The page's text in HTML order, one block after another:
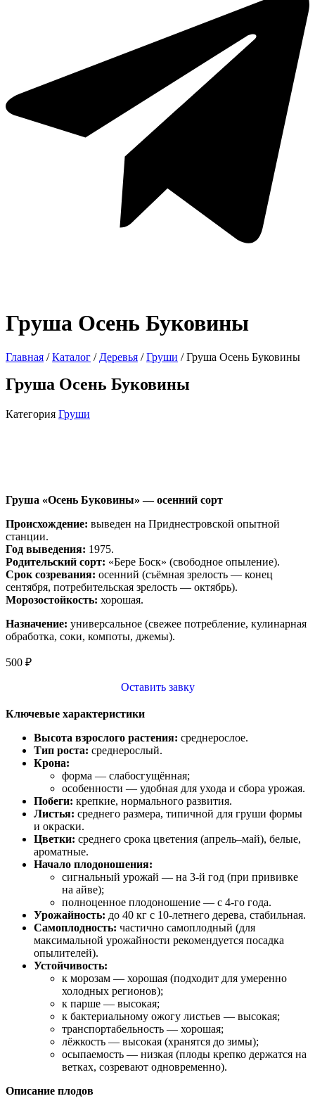
Груша Осень Буковины
Главная /Каталог / Деревья /Груши / Груша Осень Буковины
Груша Осень Буковины
Категория Груши
Груша «Осень Буковины» — осенний сорт
Происхождение: выведен на Приднестровской опытной
станции.
Год выведения: 1975.
Родительский сорт: «Бере Боск» (свободное опыление).
Срок созревания: осенний (съёмная зрелость — конец
сентября, потребительская зрелость — октябрь).
Морозостойкость: хорошая.
Назначение: универсальное (свежее потребление, кулинарная
обработка, соки, компоты, джемы).
500 ₽
Оставить завку
Ключевые характеристики
Высота взрослого растения: среднерослое.
Тип роста: среднерослый.
Крона:
форма — слабосгущённая;
особенности — удобная для ухода и сбора урожая.
Побеги: крепкие, нормального развития.
Листья: среднего размера, типичной для груши формы
и окраски.
Цветки: среднего срока цветения (апрель–май), белые,
ароматные.
Начало плодоношения:
сигнальный урожай — на 3‑й год (при прививке
на айве);
полноценное плодоношение — с 4‑го года.
Урожайность: до 40 кг с 10‑летнего дерева, стабильная.
Самоплодность: частично самоплодный (для
максимальной урожайности рекомендуется посадка
опылителей).
Устойчивость:
к морозам — хорошая (подходит для умеренно
холодных регионов);
к парше — высокая;
к бактериальному ожогу листьев — высокая;
транспортабельность — хорошая;
лёжкость — высокая (хранятся до зимы);
осыпаемость — низкая (плоды крепко держатся на
ветках, созревают одновременно).
Описание плодов